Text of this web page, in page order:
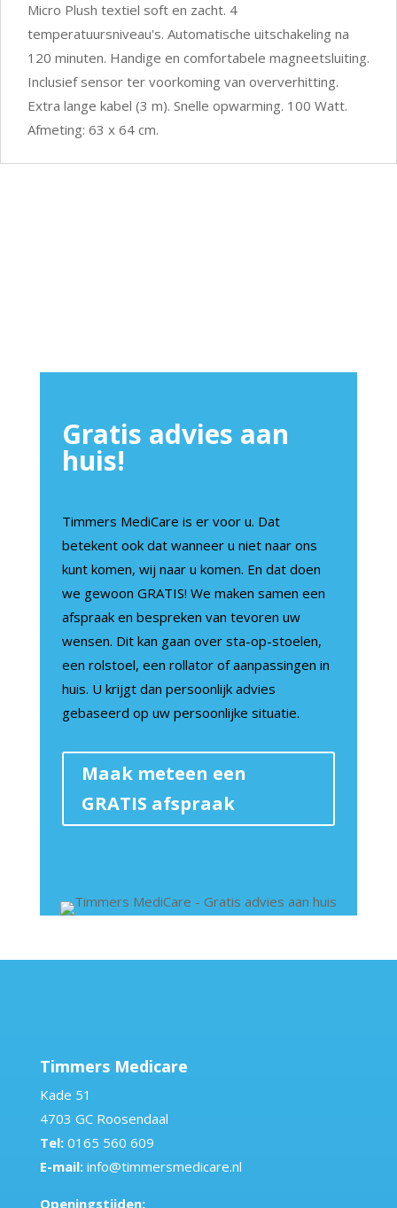
Micro Plush textiel soft en zacht. 4
temperatuursniveau's. Automatische uitschakeling na
120 minuten. Handige en comfortabele magneetsluiting.
Inclusief sensor ter voorkoming van oververhitting.
Extra lange kabel (3 m). Snelle opwarming. 100 Watt.
Afmeting: 63 x 64 cm.
Gratis advies aan
huis!
Timmers MediCare is er voor u. Dat
betekent ook dat wanneer u niet naar ons
kunt komen, wij naar u komen. En dat doen
we gewoon GRATIS! We maken samen een
afspraak en bespreken van tevoren uw
wensen. Dit kan gaan over sta-op-stoelen,
een rolstoel, een rollator of aanpassingen in
huis. U krijgt dan persoonlijk advies
gebaseerd op uw persoonlijke situatie.
Maak meteen een
GRATIS afspraak
Timmers Medicare
Kade 51
4703 GC Roosendaal
Tel: 0165 560 609
E-mail: info@timmersmedicare.nl
Openingstijden: